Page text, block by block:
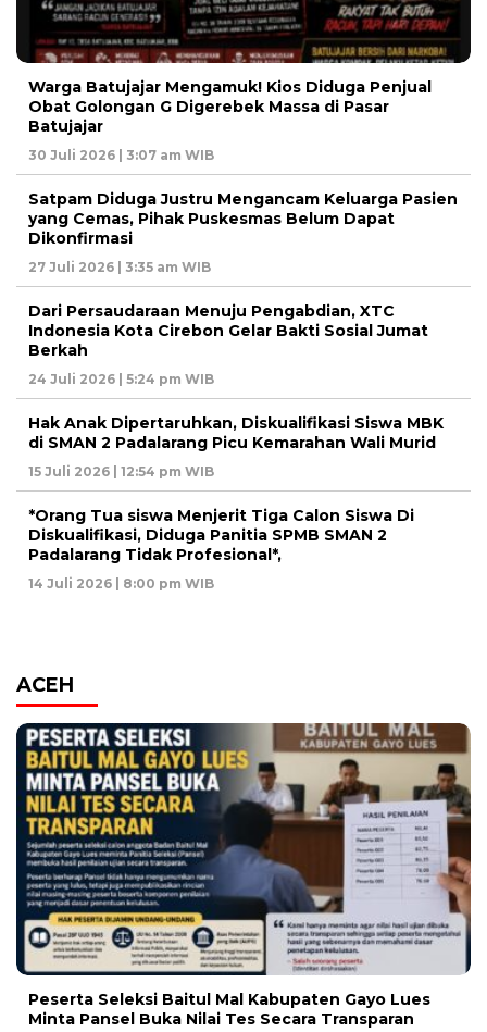
Warga Batujajar Mengamuk! Kios Diduga Penjual
Obat Golongan G Digerebek Massa di Pasar
Batujajar
30 Juli 2026 | 3:07 am WIB
Satpam Diduga Justru Mengancam Keluarga Pasien
yang Cemas, Pihak Puskesmas Belum Dapat
Dikonfirmasi
27 Juli 2026 | 3:35 am WIB
Dari Persaudaraan Menuju Pengabdian, XTC
Indonesia Kota Cirebon Gelar Bakti Sosial Jumat
Berkah
24 Juli 2026 | 5:24 pm WIB
Hak Anak Dipertaruhkan, Diskualifikasi Siswa MBK
di SMAN 2 Padalarang Picu Kemarahan Wali Murid
15 Juli 2026 | 12:54 pm WIB
*Orang Tua siswa Menjerit Tiga Calon Siswa Di
Diskualifikasi, Diduga Panitia SPMB SMAN 2
Padalarang Tidak Profesional*,
14 Juli 2026 | 8:00 pm WIB
ACEH
Peserta Seleksi Baitul Mal Kabupaten Gayo Lues
Minta Pansel Buka Nilai Tes Secara Transparan